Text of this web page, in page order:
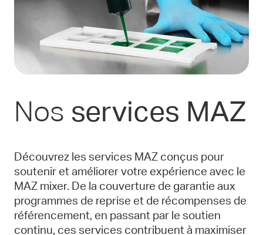
Nos services MAZ
Découvrez les services MAZ conçus pour
soutenir et améliorer votre expérience avec le
MAZ mixer. De la couverture de garantie aux
programmes de reprise et de récompenses de
référencement, en passant par le soutien
continu, ces services contribuent à maximiser